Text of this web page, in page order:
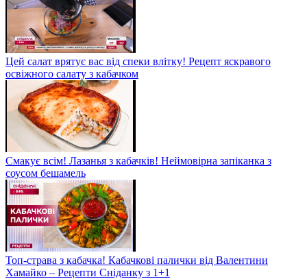
Цей салат врятує вас від спеки влітку! Рецепт яскравого
освіжного салату з кабачком
Смакує всім! Лазанья з кабачків! Неймовірна запіканка з
соусом бешамель
Топ-страва з кабачка! Кабачкові палички від Валентини
Хамайко – Рецепти Сніданку з 1+1